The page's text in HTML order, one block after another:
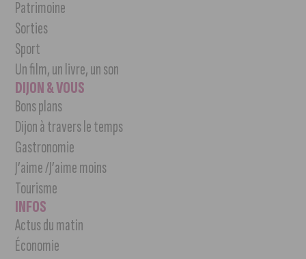
Patrimoine
Sorties
Sport
Un film, un livre, un son
DIJON & VOUS
Bons plans
Dijon à travers le temps
Gastronomie
J’aime /J’aime moins
Tourisme
INFOS
Actus du matin
Économie